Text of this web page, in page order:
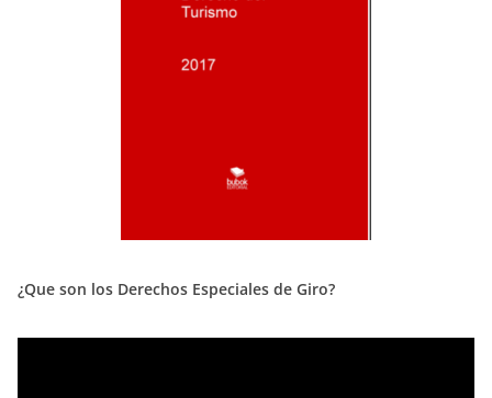
¿Que son los Derechos Especiales de Giro?